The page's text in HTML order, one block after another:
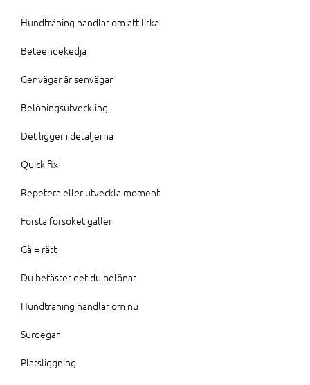
Hundträning handlar om att lirka
Beteendekedja
Genvägar är senvägar
Belöningsutveckling
Det ligger i detaljerna
Quick fix
Repetera eller utveckla moment
Första försöket gäller
Gå = rätt
Du befäster det du belönar
Hundträning handlar om nu
Surdegar
Platsliggning